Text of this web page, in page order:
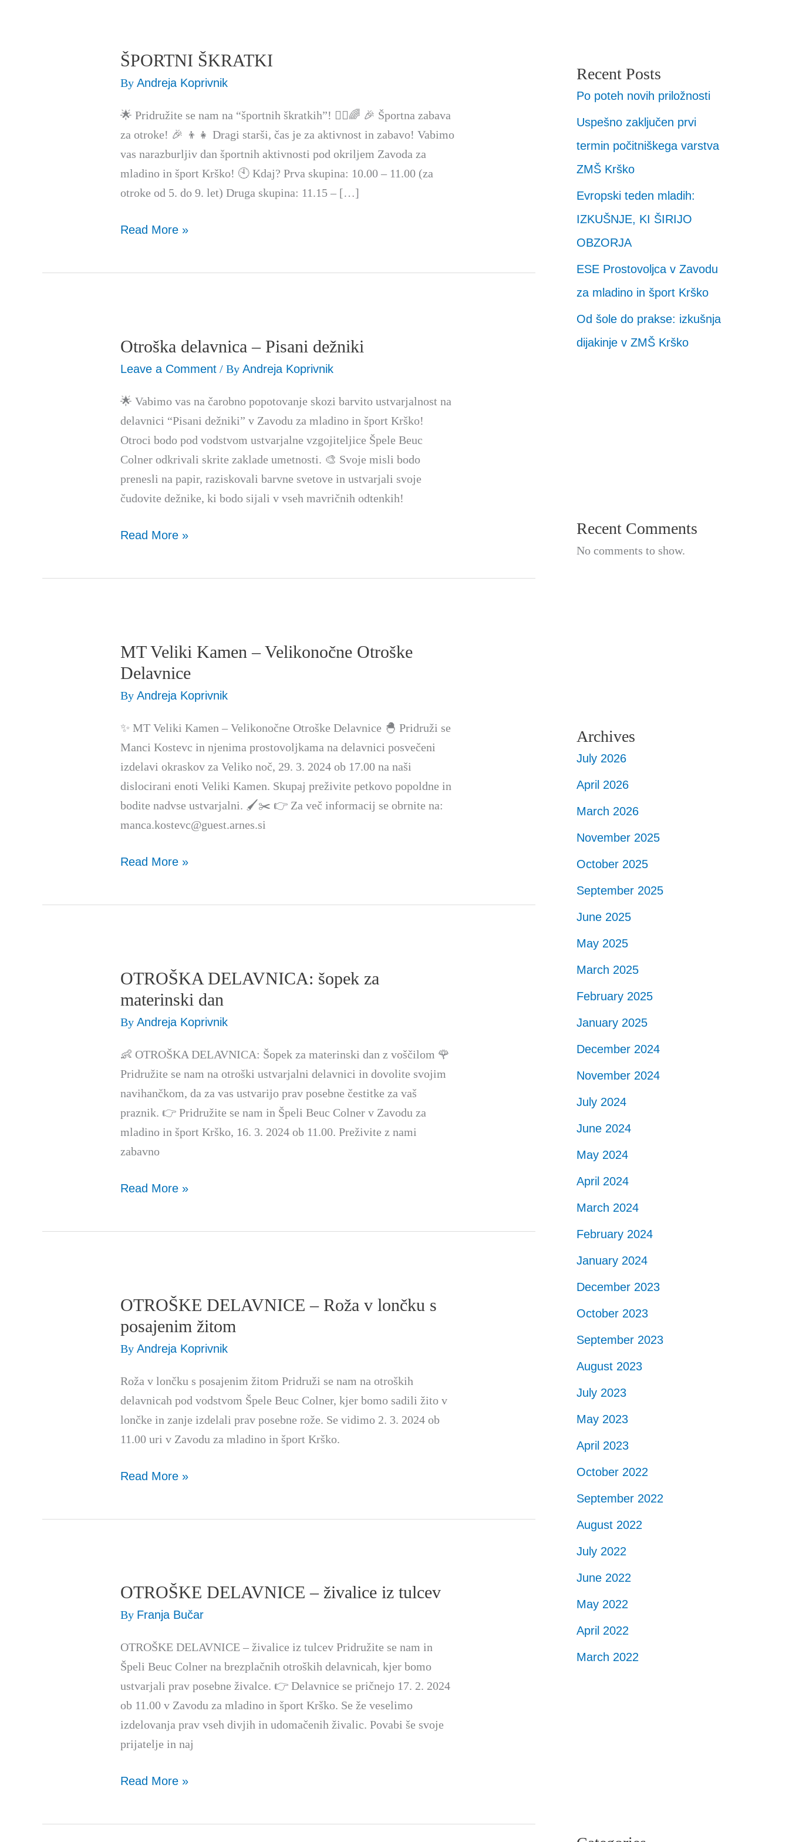
ŠPORTNI ŠKRATKI
ByAndreja Koprivnik
🌟 Pridružite se nam na “športnih škratkih”! 🏃‍♂️🌈 🎉 Športna zabava
za otroke! 🎉 👦👧 Dragi starši, čas je za aktivnost in zabavo! Vabimo
vas narazburljiv dan športnih aktivnosti pod okriljem Zavoda za
mladino in šport Krško! 🕙 Kdaj? Prva skupina: 10.00 – 11.00 (za
otroke od 5. do 9. let) Druga skupina: 11.15 – […]
ŠPORTNI
ŠKRATKI
Read More »
Otroška delavnica – Pisani dežniki
Leave a Comment / ByAndreja Koprivnik
🌟 Vabimo vas na čarobno popotovanje skozi barvito ustvarjalnost na
delavnici “Pisani dežniki” v Zavodu za mladino in šport Krško!
Otroci bodo pod vodstvom ustvarjalne vzgojiteljice Špele Beuc
Colner odkrivali skrite zaklade umetnosti. 🎨 Svoje misli bodo
prenesli na papir, raziskovali barvne svetove in ustvarjali svoje
čudovite dežnike, ki bodo sijali v vseh mavričnih odtenkih!
Otroška
delavnica
Pisani
dežniki
Read More »
MT Veliki Kamen – Velikonočne Otroške
Delavnice
ByAndreja Koprivnik
✨ MT Veliki Kamen – Velikonočne Otroške Delavnice 🐣 Pridruži se
Manci Kostevc in njenima prostovoljkama na delavnici posvečeni
izdelavi okraskov za Veliko noč, 29. 3. 2024 ob 17.00 na naši
dislocirani enoti Veliki Kamen. Skupaj preživite petkovo popoldne in
bodite nadvse ustvarjalni. 🖌️✂️ 👉 Za več informacij se obrnite na:
manca.kostevc@guest.arnes.si
MT
Veliki
Kamen
Velikonočne
Otroške
Delavnice
Read More »
OTROŠKA DELAVNICA: šopek za
materinski dan
ByAndreja Koprivnik
👶 OTROŠKA DELAVNICA: Šopek za materinski dan z voščilom 🌹
Pridružite se nam na otroški ustvarjalni delavnici in dovolite svojim
navihančkom, da za vas ustvarijo prav posebne čestitke za vaš
praznik. 👉 Pridružite se nam in Špeli Beuc Colner v Zavodu za
mladino in šport Krško, 16. 3. 2024 ob 11.00. Preživite z nami
zabavno
OTROŠKA
DELAVNICA:
šopek
materinski
dan
Read More »
OTROŠKE DELAVNICE – Roža v lončku s
posajenim žitom
ByAndreja Koprivnik
Roža v lončku s posajenim žitom Pridruži se nam na otroških
delavnicah pod vodstvom Špele Beuc Colner, kjer bomo sadili žito v
lončke in zanje izdelali prav posebne rože. Se vidimo 2. 3. 2024 ob
11.00 uri v Zavodu za mladino in šport Krško.
OTROŠKE
DELAVNICE
–
v
lončku
s
posajenim
Read More »
OTROŠKE DELAVNICE – živalice iz tulcev
By Franja Bučar
OTROŠKE DELAVNICE – živalice iz tulcev Pridružite se nam in
Špeli Beuc Colner na brezplačnih otroških delavnicah, kjer bomo
ustvarjali prav posebne živalce. 👉 Delavnice se pričnejo 17. 2. 2024
ob 11.00 v Zavodu za mladino in šport Krško. Se že veselimo
izdelovanja prav vseh divjih in udomačenih živalic. Povabi še svoje
prijatelje in naj
OTROŠKE
DELAVNICE
živalice
iz
tulcev
Read More »
Recent Posts
Po poteh novih priložnosti
Uspešno zaključen prvi
termin počitniškega varstva
ZMŠ Krško
Evropski teden mladih:
IZKUŠNJE, KI ŠIRIJO
OBZORJA
ESE Prostovoljca v Zavodu
za mladino in šport Krško
Od šole do prakse: izkušnja
dijakinje v ZMŠ Krško
Recent Comments
No comments to show.
Archives
July 2026
April 2026
March 2026
November 2025
October 2025
September 2025
June 2025
May 2025
March 2025
February 2025
January 2025
December 2024
November 2024
July 2024
June 2024
May 2024
April 2024
March 2024
February 2024
January 2024
December 2023
October 2023
September 2023
August 2023
July 2023
May 2023
April 2023
October 2022
September 2022
August 2022
July 2022
June 2022
May 2022
April 2022
March 2022